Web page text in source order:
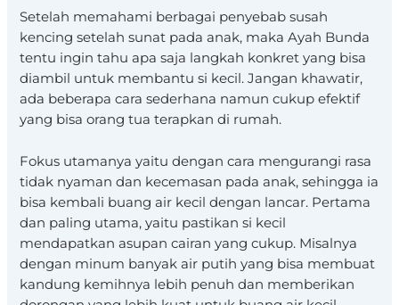
Setelah memahami berbagai penyebab susah
kencing setelah sunat pada anak, maka Ayah Bunda
tentu ingin tahu apa saja langkah konkret yang bisa
diambil untuk membantu si kecil. Jangan khawatir,
ada beberapa cara sederhana namun cukup efektif
yang bisa orang tua terapkan di rumah.
Fokus utamanya yaitu dengan cara mengurangi rasa
tidak nyaman dan kecemasan pada anak, sehingga ia
bisa kembali buang air kecil dengan lancar. Pertama
dan paling utama, yaitu pastikan si kecil
mendapatkan asupan cairan yang cukup. Misalnya
dengan minum banyak air putih yang bisa membuat
kandung kemihnya lebih penuh dan memberikan